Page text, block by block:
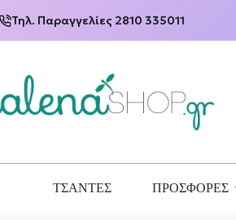
Τηλ. Παραγγελίες 2810 335011
ΤΣΑΝΤΕΣ ΠΡΟΣΦΟΡΕΣ